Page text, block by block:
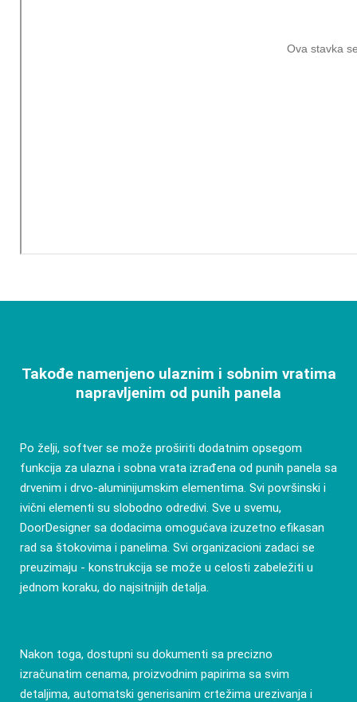
Takođe namenjeno ulaznim i sobnim vratima
napravljenim od punih panela
Po želji, softver se može proširiti dodatnim opsegom
funkcija za ulazna i sobna vrata izrađena od punih panela sa
drvenim i drvo-aluminijumskim elementima. Svi površinski i
ivični elementi su slobodno odredivi. Sve u svemu,
DoorDesigner sa dodacima omogućava izuzetno efikasan
rad sa štokovima i panelima. Svi organizacioni zadaci se
preuzimaju - konstrukcija se može u celosti zabeležiti u
jednom koraku, do najsitnijih detalja.
Nakon toga, dostupni su dokumenti sa precizno
izračunatim cenama, proizvodnim papirima sa svim
detaljima, automatski generisanim crtežima urezivanja i